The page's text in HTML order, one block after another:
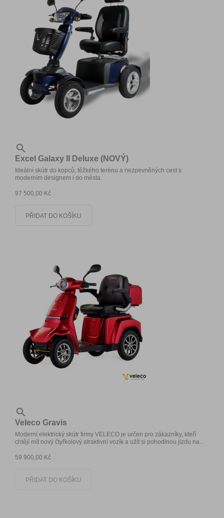

Excel Galaxy II Deluxe (NOVÝ)
Ideální skútr do kopců, těžkého terénu a nezpevněných cest s
moderním designem i do města.
97 500,00 Kč
PŘIDAT DO KOŠÍKU

Veleco Gravis
Moderní elektrický skútr firmy VELECO je určen pro zákazníky, kteří
chtějí mít nový čtyřkolový atraktivní vozík a užít si pohodlnou jízdu na...
59 900,00 Kč
PŘIDAT DO KOŠÍKU